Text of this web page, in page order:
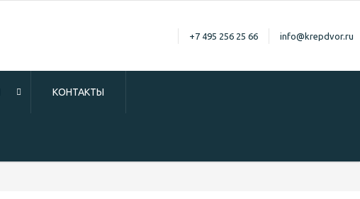
+7 495 256 25 66 info@krepdvor.ru
КОНТАКТЫ